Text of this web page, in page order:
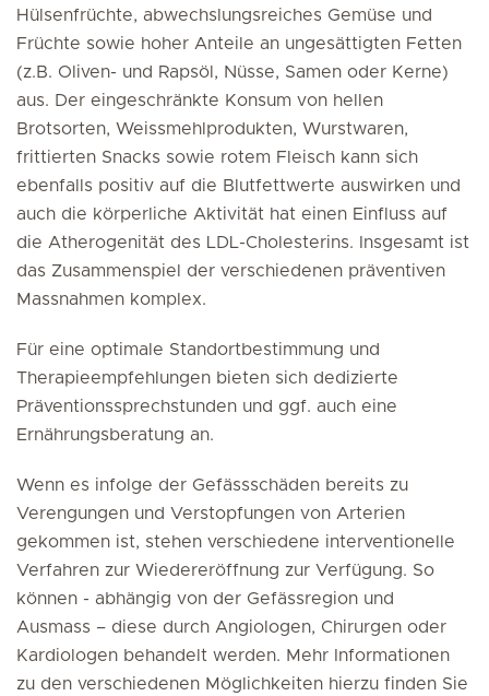
Hülsenfrüchte, abwechslungsreiches Gemüse und
Früchte sowie hoher Anteile an ungesättigten Fetten
(z.B. Oliven- und Rapsöl, Nüsse, Samen oder Kerne)
aus. Der eingeschränkte Konsum von hellen
Brotsorten, Weissmehlprodukten, Wurstwaren,
frittierten Snacks sowie rotem Fleisch kann sich
ebenfalls positiv auf die Blutfettwerte auswirken und
auch die körperliche Aktivität hat einen Einfluss auf
die Atherogenität des LDL-Cholesterins. Insgesamt ist
das Zusammenspiel der verschiedenen präventiven
Massnahmen komplex.
Für eine optimale Standortbestimmung und
Therapieempfehlungen bieten sich dedizierte
Präventionssprechstunden und ggf. auch eine
Ernährungsberatung an.
Wenn es infolge der Gefässschäden bereits zu
Verengungen und Verstopfungen von Arterien
gekommen ist, stehen verschiedene interventionelle
Verfahren zur Wiedereröffnung zur Verfügung. So
können - abhängig von der Gefässregion und
Ausmass – diese durch Angiologen, Chirurgen oder
Kardiologen behandelt werden. Mehr Informationen
zu den verschiedenen Möglichkeiten hierzu finden Sie